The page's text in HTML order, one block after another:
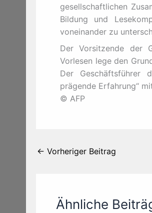
gesellschaftlichen
Bildung und
voneinander zu
Der Vorsitzende der
Vorlesen lege den
Der Geschäftsführer
prägende Erfahrung“
© AFP
← Vorheriger Beitrag
Ähnliche